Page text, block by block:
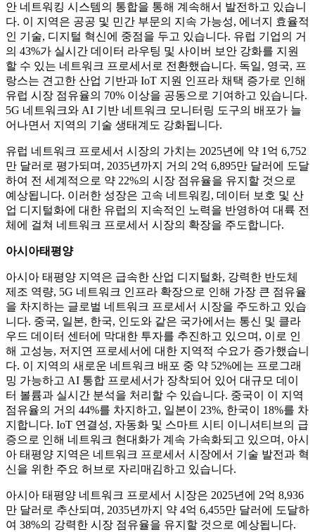
안 네트워킹 시스템의 통합을 통해 계속해서 발전하고 있습니
다. 이 지역은 공공 및 민간 부문의 지속 가능성, 에너지 효율적
인 기술, 디지털 혁신에 중점을 두고 있습니다. 유럽 ​​기업의 거
의 43%가 실시간 데이터 라우팅 및 사이버 보안 강화를 지원
할 수 있는 네트워크 프로세서로 전환했습니다. 독일, 영국, 프
랑스는 견고한 산업 기반과 IoT 지원 인프라 채택 증가로 인해
유럽 시장 점유율의 70% 이상을 공동으로 기여하고 있습니다.
5G 네트워크와 AI 기반 네트워크 모니터링 도구의 배포가 늘
어나면서 지역의 기술 생태계도 강화됩니다.
유럽 ​​네트워크 프로세서 시장의 가치는 2025년에 약 1억 6,752
만 달러로 평가되며, 2035년까지 거의 2억 6,895만 달러에 도달
하여 전 세계적으로 약 22%의 시장 점유율을 유지할 것으로
예상됩니다. 이러한 성장은 고속 네트워킹, 데이터 보호 및 산
업 디지털화에 대한 유럽의 지속적인 노력을 반영하여 대륙 전
체에 걸쳐 네트워크 프로세서 시장의 확장을 주도합니다.
아시아태평양
아시아 태평양 지역은 급속한 산업 디지털화, 강력한 반도체
제조 역량, 5G 네트워크 인프라 확장으로 인해 가장 큰 점유율
을 차지하는 글로벌 네트워크 프로세서 시장을 주도하고 있습
니다. 중국, 일본, 한국, 인도와 같은 국가에서는 통신 및 클라
우드 데이터 센터에 막대한 투자를 추진하고 있으며, 이로 인
해 고성능, 저지연 프로세서에 대한 지역적 수요가 증가했습니
다. 이 지역의 새로운 네트워크 배포 중 약 52%에는 프로그래
밍 가능하고 AI 통합 프로세서가 장착되어 있어 대규모 데이
터 볼륨과 실시간 분석을 처리할 수 있습니다. 중국이 이 지역
점유율의 거의 44%를 차지하고, 일본이 23%, 한국이 18%를 차
지합니다. IoT 연결성, 자동화 및 스마트 시티 이니셔티브의 급
증으로 인해 네트워크 현대화가 계속 가속화되고 있으며, 아시
아 태평양 지역은 네트워크 프로세서 시장에서 기술 발전과 혁
신을 위한 주요 허브로 자리매김하고 있습니다.
아시아 태평양 네트워크 프로세서 시장은 2025년에 2억 8,936
만 달러로 추산되며, 2035년까지 약 4억 6,455만 달러에 도달하
여 38%의 강력한 시장 점유율을 유지할 것으로 예상됩니다.